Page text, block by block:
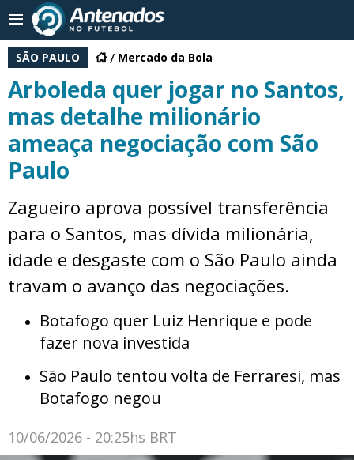
SÃO PAULO Mercado da Bola
Arboleda quer jogar no Santos,
mas detalhe milionário
ameaça negociação com São
Paulo
Zagueiro aprova possível transferência
para o Santos, mas dívida milionária,
idade e desgaste com o São Paulo ainda
travam o avanço das negociações.
Botafogo quer Luiz Henrique e pode
fazer nova investida
São Paulo tentou volta de Ferraresi, mas
Botafogo negou
10/06/2026 - 20:25hs BRT